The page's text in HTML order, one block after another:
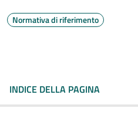
Normativa di riferimento
INDICE DELLA PAGINA